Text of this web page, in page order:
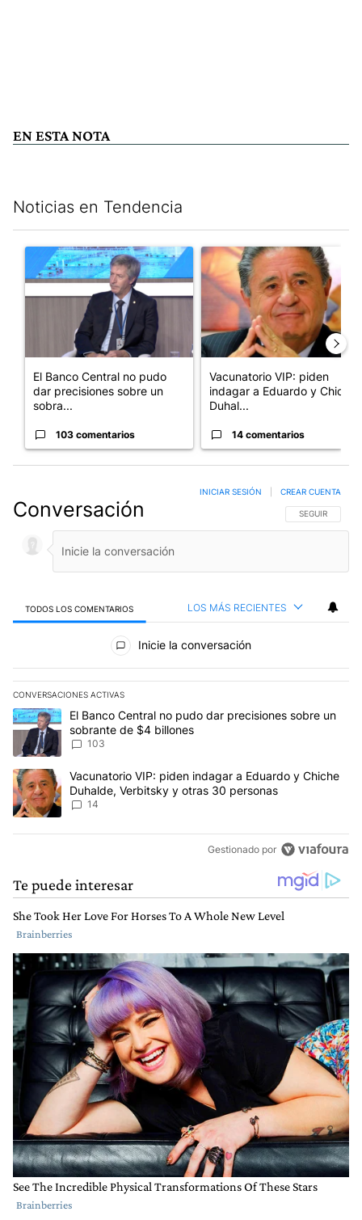
EN ESTA NOTA
Noticias en Tendencia
Un artículo de tendencia con el título "El Banco Central no
El Banco Central no pudo
dar precisiones sobre un
sobra...
103 comentarios
Un artículo de tendencia con
Vacunatorio VIP: piden
indagar a Eduardo y Chiche
Duhal...
14 comentarios
Conversación SIGA ESTA
SEGUIR
INICIAR SESIÓN CREAR CUENTA
TODOS LOS COMENTARIOS LOS MÁS RECIENTES
Todos los comentarios
Inicie la conversación
CONVERSACIONES ACTIVAS
Este listado muestra los artículos con más comentarios en los
Un artículo de tendencia con el título "El Banco Central no pudo
El Banco Central no pudo dar precisiones sobre un
sobrante de $4 billones
103
Un artículo de tendencia con el título "Vacunatorio VIP: piden
Vacunatorio VIP: piden indagar a Eduardo y Chiche
Duhalde, Verbitsky y otras 30 personas
14
Gestionado por